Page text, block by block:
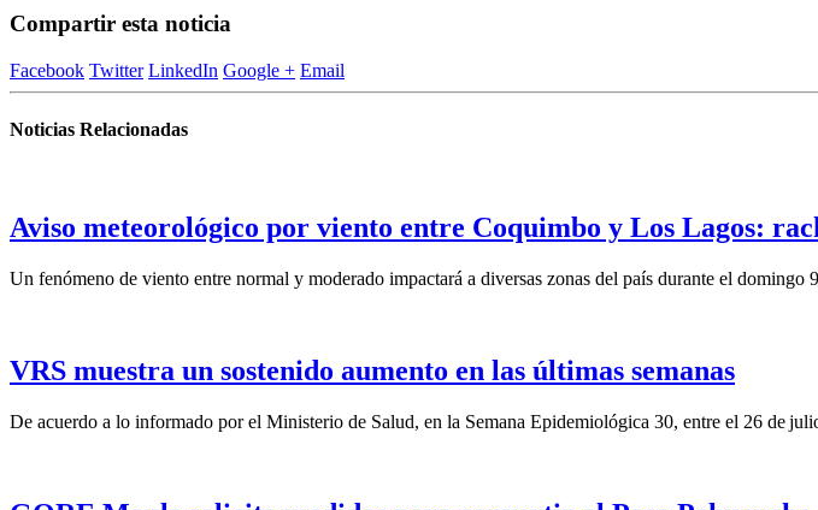
Compartir esta noticia
Facebook Twitter LinkedIn Google + Email
Noticias Relacionadas
Aviso meteorológico por viento entre Coquimbo y Los Lagos:
Un fenómeno de viento entre normal y moderado impactará a diversas zonas del país durante el domingo
VRS muestra un sostenido aumento en las últimas semanas
De acuerdo a lo informado por el Ministerio de Salud, en la Semana Epidemiológica 30, entre el 26 de